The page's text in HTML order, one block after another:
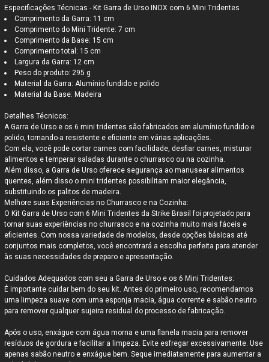
Especificações Técnicas - Kit Garra de Urso INOX com 6 Mini Tridentes
Comprimento da Garra: 11 cm
Comprimento do Mini Tridente: 7 cm
Comprimento da Base: 15 cm
Comprimento total: 15 cm
Largura da Garra: 12 cm
Peso do produto: 295 g
Material da Garra: Alumínio fundido e polido
Material da Base: Madeira
Detalhes Técnicos:
A Garra de Urso e os 6 mini tridentes são fabricados em alumínio fundido e
polido, tornando-a resistente e eficiente em várias aplicações.
Com ela, você pode cortar carnes com facilidade, desfiar carnes, misturar
alimentos e temperar saladas durante o churrasco ou na cozinha.
Além disso, a Garra de Urso oferece segurança ao manusear alimentos
quentes, além disso o mini tridentes possibilitam maior elegância,
substituindo os palitos de madeira.
Melhore suas Experiências no Churrasco e na Cozinha:
O Kit Garra de Urso com 6 Mini Tridentes da Strike Brasil foi projetado para
tornar suas experiências no churrasco e na cozinha muito mais fáceis e
eficientes. Com nossa variedade de modelos, desde opções básicas até
conjuntos mais completos, você encontrará a escolha perfeita para atender
às suas necessidades de preparo e apresentação.
Cuidados Adequados com seu a Garra de Urso e os 6 Mini Tridentes:
É importante cuidar bem do seu kit. Antes do primeiro uso, recomendamos
uma limpeza suave com uma esponja macia, água corrente e sabão neutro
para remover qualquer sujeira residual do processo de fabricação.
Após o uso, enxágue com água morna e uma flanela macia para remover
resíduos de gordura e facilitar a limpeza. Evite esfregar excessivamente. Use
apenas sabão neutro e enxágue bem. Seque imediatamente para aumentar a